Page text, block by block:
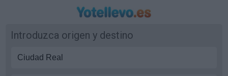
Introduzca origen y destino